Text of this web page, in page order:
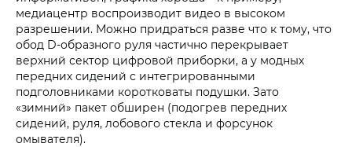
медиацентр воспроизводит видео в высоком
разрешении. Можно придраться разве что к тому, что
обод D-образного руля частично перекрывает
верхний сектор цифровой приборки, а у модных
передних сидений с интегрированными
подголовниками коротковаты подушки. Зато
«зимний» пакет обширен (подогрев передних
сидений, руля, лобового стекла и форсунок
омывателя).